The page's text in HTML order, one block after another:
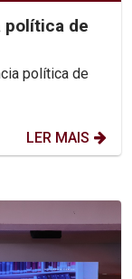
política de
política de
LER MAIS